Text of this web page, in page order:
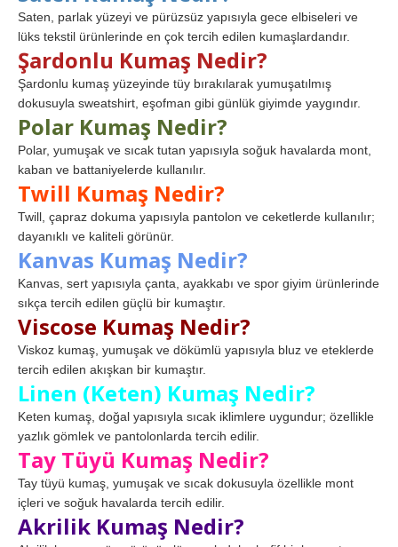
Saten, parlak yüzeyi ve pürüzsüz yapısıyla gece elbiseleri ve
lüks tekstil ürünlerinde en çok tercih edilen kumaşlardandır.
Şardonlu Kumaş Nedir?
Şardonlu kumaş yüzeyinde tüy bırakılarak yumuşatılmış
dokusuyla sweatshirt, eşofman gibi günlük giyimde yaygındır.
Polar Kumaş Nedir?
Polar, yumuşak ve sıcak tutan yapısıyla soğuk havalarda mont,
kaban ve battaniyelerde kullanılır.
Twill Kumaş Nedir?
Twill, çapraz dokuma yapısıyla pantolon ve ceketlerde kullanılır;
dayanıklı ve kaliteli görünür.
Kanvas Kumaş Nedir?
Kanvas, sert yapısıyla çanta, ayakkabı ve spor giyim ürünlerinde
sıkça tercih edilen güçlü bir kumaştır.
Viscose Kumaş Nedir?
Viskoz kumaş, yumuşak ve dökümlü yapısıyla bluz ve eteklerde
tercih edilen akışkan bir kumaştır.
Linen (Keten) Kumaş Nedir?
Keten kumaş, doğal yapısıyla sıcak iklimlere uygundur; özellikle
yazlık gömlek ve pantolonlarda tercih edilir.
Tay Tüyü Kumaş Nedir?
Tay tüyü kumaş, yumuşak ve sıcak dokusuyla özellikle mont
içleri ve soğuk havalarda tercih edilir.
Akrilik Kumaş Nedir?